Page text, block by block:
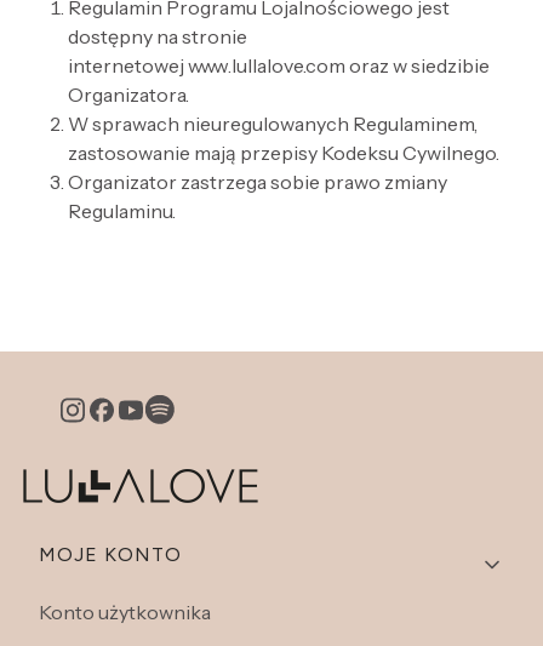
Regulamin Programu Lojalnościowego jest
dostępny na stronie
internetowej www.lullalove.com oraz w siedzibie
Organizatora.
W sprawach nieuregulowanych Regulaminem,
zastosowanie mają przepisy Kodeksu Cywilnego.
Organizator zastrzega sobie prawo zmiany
Regulaminu.
Linki w stopce
MOJE KONTO
Konto użytkownika